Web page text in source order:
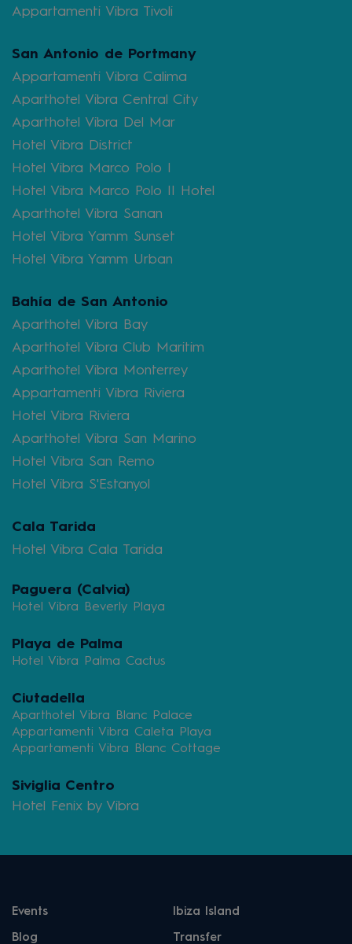
Appartamenti Vibra Tivoli
San Antonio de Portmany
Appartamenti Vibra Calima
Aparthotel Vibra Central City
Aparthotel Vibra Del Mar
Hotel Vibra District
Hotel Vibra Marco Polo I
Hotel Vibra Marco Polo II Hotel
Aparthotel Vibra Sanan
Hotel Vibra Yamm Sunset
Hotel Vibra Yamm Urban
Bahía de San Antonio
Aparthotel Vibra Bay
Aparthotel Vibra Club Maritim
Aparthotel Vibra Monterrey
Appartamenti Vibra Riviera
Hotel Vibra Riviera
Aparthotel Vibra San Marino
Hotel Vibra San Remo
Hotel Vibra S'Estanyol
Cala Tarida
Hotel Vibra Cala Tarida
Paguera (Calvia)
Hotel Vibra Beverly Playa
Playa de Palma
Hotel Vibra Palma Cactus
Ciutadella
Aparthotel Vibra Blanc Palace
Appartamenti Vibra Caleta Playa
Appartamenti Vibra Blanc Cottage
Siviglia Centro
Hotel Fenix by Vibra
Events Ibiza Island
Blog Transfer